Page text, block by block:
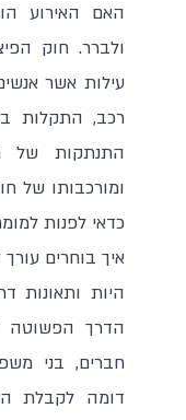
האם האירוע
ולברר. חוק
עילות אשר
רכב, התקלות
התנתקות של
ומורכבותו של
כדאי לפנות
איך בוחרים עורך
היות ותאונות
הדרך הפשוטה
חברים, בני
דומה לקבלת